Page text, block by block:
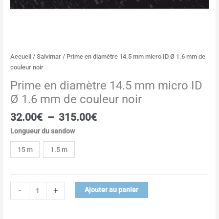
Accueil /Salvimar / Prime en diamètre 14.5 mm micro ID Ø 1.6 mm de
couleur noir
Prime en diamètre 14.5 mm micro ID
Ø 1.6 mm de couleur noir
32.00€ – 315.00€
Longueur du sandow
15 m 1.5 m
- + Ajouter au panier